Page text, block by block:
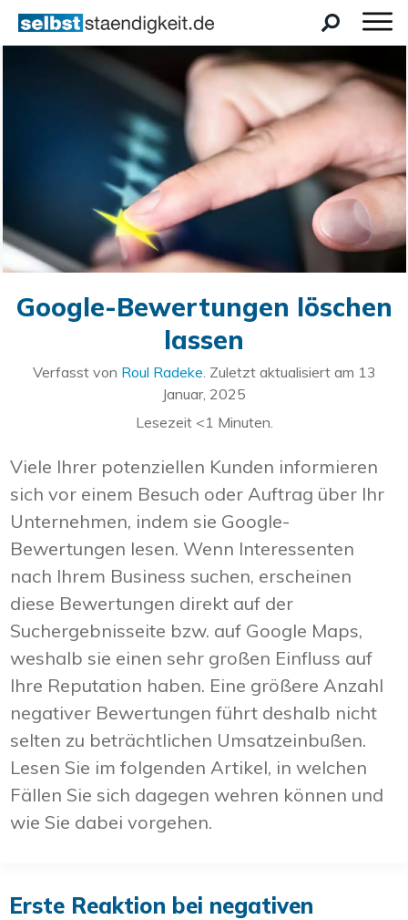
Google-Bewertungen löschen
lassen
Verfasst von Roul Radeke. Zuletzt aktualisiert am 13
Januar, 2025
Lesezeit <1 Minuten.
Viele Ihrer potenziellen Kunden informieren
sich vor einem Besuch oder Auftrag über Ihr
Unternehmen, indem sie Google-
Bewertungen lesen. Wenn Interessenten
nach Ihrem Business suchen, erscheinen
diese Bewertungen direkt auf der
Suchergebnisseite bzw. auf Google Maps,
weshalb sie einen sehr großen Einfluss auf
Ihre Reputation haben. Eine größere Anzahl
negativer Bewertungen führt deshalb nicht
selten zu beträchtlichen Umsatzeinbußen.
Lesen Sie im folgenden Artikel, in welchen
Fällen Sie sich dagegen wehren können und
wie Sie dabei vorgehen.
Erste Reaktion bei negativen